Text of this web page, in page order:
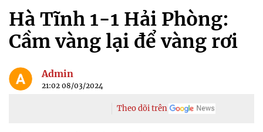
Hà Tĩnh 1-1 Hải Phòng:
Cầm vàng lại để vàng rơi
Admin
21:02 08/03/2024
Theo dõi trên